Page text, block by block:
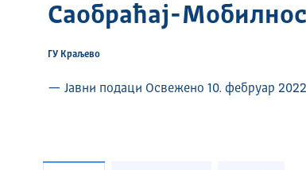
Саобраћај-
ГУ Краљево
— Јавни подаци Освежено 10. фебруар